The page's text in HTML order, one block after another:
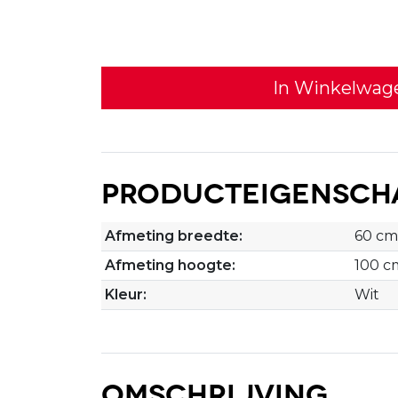
In
Afmeting breedte:
60 cm
Afmeting hoogte:
100
Kleur:
Wit